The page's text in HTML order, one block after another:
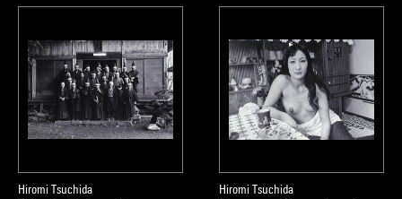
Hiromi Tsuchida
Hiromi Tsuchida